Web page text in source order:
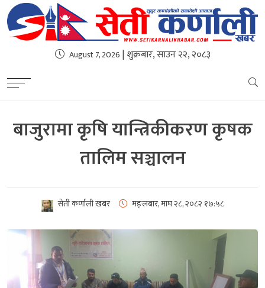
August 7, 2026 | शुक्रबार, साउन २२, २०८३
बाजुरामा कृषि यान्त्रिकीकरण कृषक
तालिम सञ्चालन
सेती कर्णाली खबर मङ्लबार, माघ २८, २०८२ १७:५८